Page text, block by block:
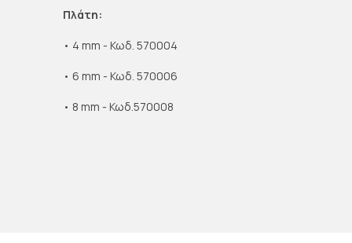
Πλάτη:
• 4 mm - Κωδ. 570004
• 6 mm - Κωδ. 570006
• 8 mm - Κωδ.570008